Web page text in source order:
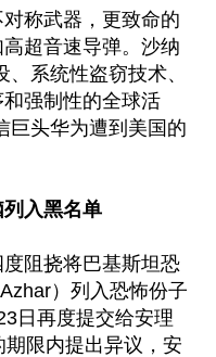
称武器，更致命的
超音速导弹。沙纳
系统性盗窃技术、
强制性的全球活
巨头华为遭到美国的
入黑名单
阻挠将巴基斯坦恐
）列入恐怖份子
日再度提交给安理
限内提出异议，安